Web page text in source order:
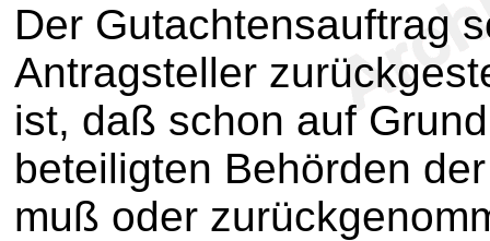
Der Gutachtensauftrag
Antragsteller
ist, daß schon auf
beteiligten Behörden
muß oder